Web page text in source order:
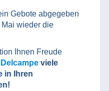
Gebote abgegeben
wieder die
Ihnen Freude
Delcampe viele
in Ihren